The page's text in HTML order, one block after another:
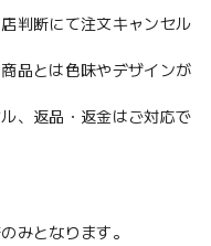
判断にて注文キャンセル
品とは色味やデザインが
、返品・返金はご対応で
みとなります。